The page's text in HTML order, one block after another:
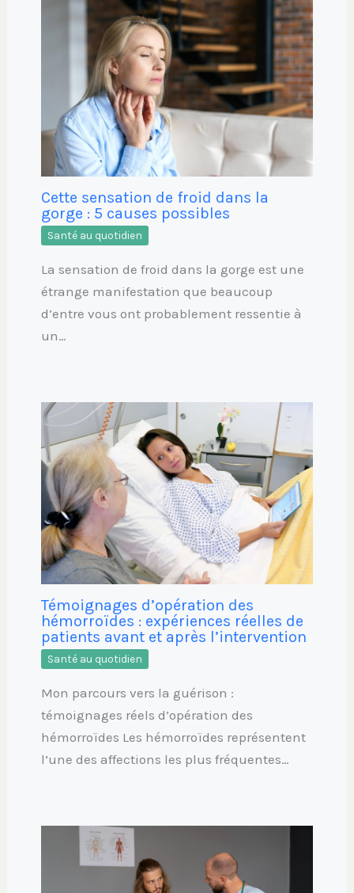
Cette sensation de froid dans la
gorge : 5 causes possibles
Santé au quotidien
La sensation de froid dans la gorge est une
étrange manifestation que beaucoup
d’entre vous ont probablement ressentie à
un…
Témoignages d’opération des
hémorroïdes : expériences réelles de
patients avant et après l’intervention
Santé au quotidien
Mon parcours vers la guérison :
témoignages réels d’opération des
hémorroïdes Les hémorroïdes représentent
l’une des affections les plus fréquentes…